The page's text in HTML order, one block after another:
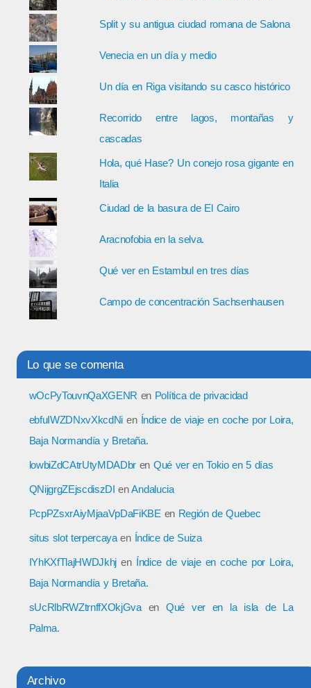
Split y su antigua ciudad romana de Salona
Venecia en un día y medio
Un día en Riga visitando su casco histórico
Recorrido entre lagos, montañas y
cascadas
Hola, qué Hase? Un conejo rosa gigante en
Italia
Ciudad de la basura de El Cairo
Aracnofobia en la selva.
Qué ver en Estambul en tres días
Campo de concentración Sachsenhausen
Lo que se comenta
wOcPyTouvnQaXGENR en Política de privacidad
ebfuIWZDNxvXkcdNi en Índice de viaje en coche por Loira,
Baja Normandía y Bretaña.
lowbiZdCAtrUtyMDADbr en Qué ver en Tokio en 5 días
QNijgrgZEjscdiszDI enAndalucia
PcpPZsxrAiyMjaaVpDaFiKBE en Región de Quebec
situs slot terpercayaen Índice de Suiza
IYhKXfTlajHWDJkhj en Índice de viaje en coche por Loira,
Baja Normandía y Bretaña.
sUcRlbRWZtrnffXOkjGvaen Qué ver en la isla de La
Palma.
Archivo